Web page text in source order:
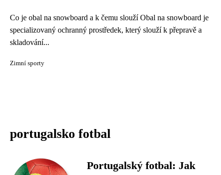
Co je obal na snowboard a k čemu slouží Obal na snowboard je
specializovaný ochranný prostředek, který slouží k přepravě a
skladování...
Zimní sporty
portugalsko fotbal
Portugalský fotbal: Jak